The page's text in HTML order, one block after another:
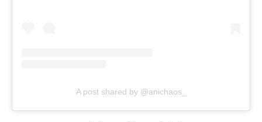
A post shared by @anichaos_